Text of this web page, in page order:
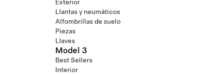
Exterior
Llantas y neumáticos
Alfombrillas de suelo
Piezas
Llaves
Model 3
Best Sellers
Interior